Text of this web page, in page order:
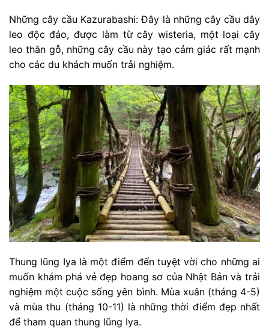
Những cây cầu Kazurabashi: Đây là những cây cầu dây
leo độc đáo, được làm từ cây wisteria, một loại cây
leo thân gỗ, những cây cầu này tạo cảm giác rất mạnh
cho các du khách muốn trải nghiệm.
Thung lũng Iya là một điểm đến tuyệt vời cho những ai
muốn khám phá vẻ đẹp hoang sơ của Nhật Bản và trải
nghiệm một cuộc sống yên bình. Mùa xuân (tháng 4-5)
và mùa thu (tháng 10-11) là những thời điểm đẹp nhất
để tham quan thung lũng Iya.